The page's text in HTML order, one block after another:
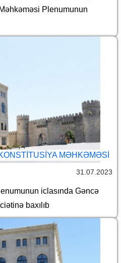
Plenumunun
MƏHKƏMƏSI
31.07.2023
iclasında Gəncə
baxılıb